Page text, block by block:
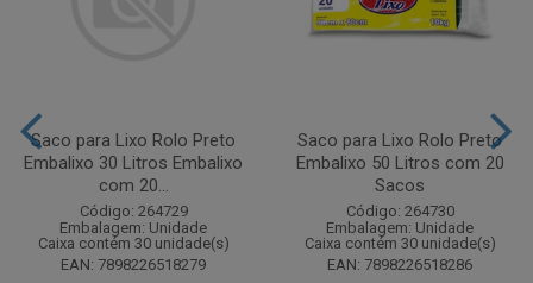
Saco para Lixo Rolo Preto
Embalixo 30 Litros Embalixo
com 20...
Código: 264729
Embalagem: Unidade
Caixa contém 30 unidade(s)
EAN: 7898226518279
Saco para Lixo Rolo Preto
Embalixo 50 Litros com 20
Sacos
Código: 264730
Embalagem: Unidade
Caixa contém 30 unidade(s)
EAN: 7898226518286